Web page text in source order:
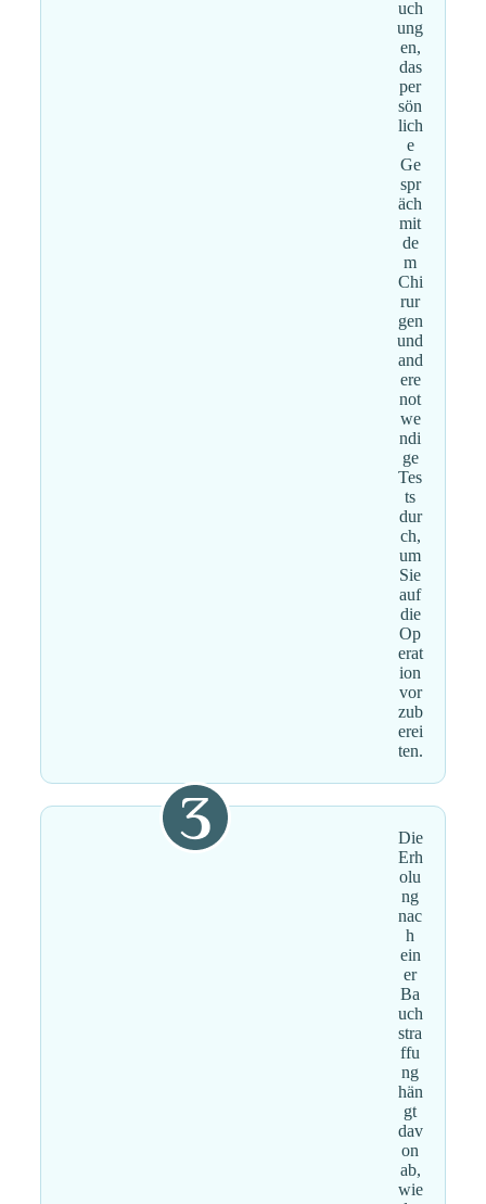
uch
ung
en,
das
per
sön
lich
e
Ge
spr
äch
mit
de
m
Chi
rur
gen
und
and
ere
not
we
ndi
ge
Tes
ts
dur
ch,
um
Sie
auf
die
Op
erat
ion
vor
zub
erei
ten.
Die
Erh
olu
ng
nac
h
ein
er
Ba
uch
stra
ffu
ng
hän
gt
dav
on
ab,
wie